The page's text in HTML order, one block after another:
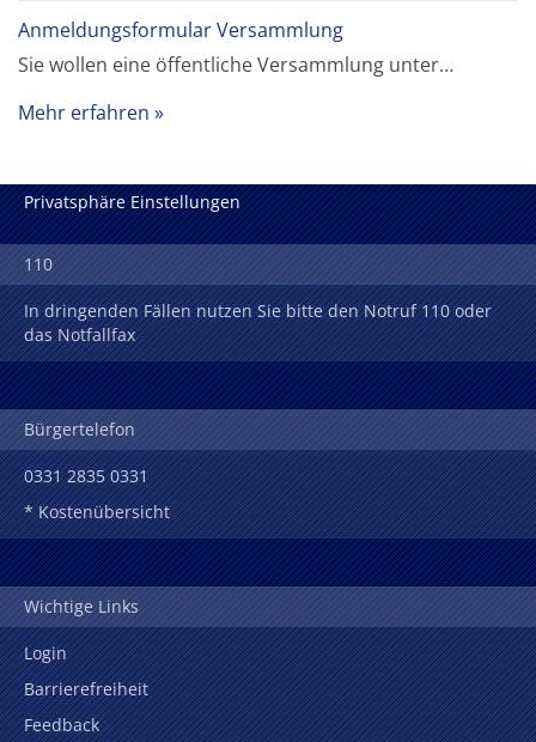
Anmeldungsformular Versammlung
Sie wollen eine öffentliche Versammlung unter…
Mehr erfahren
Privatsphäre Einstellungen
110
In dringenden Fällen nutzen Sie bitte den Notruf 110 oder
das Notfallfax
Bürgertelefon
0331 2835 0331
* Kostenübersicht
Wichtige Links
Login
Barrierefreiheit
Feedback